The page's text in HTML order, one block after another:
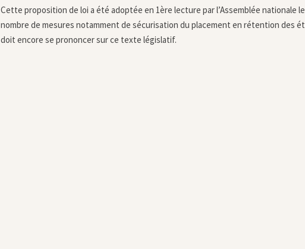
Cette proposition de loi a été adoptée en 1ère lecture par l’Assemblée nationale
nombre de mesures notamment de sécurisation du placement en rétention des
doit encore se prononcer sur ce texte législatif.